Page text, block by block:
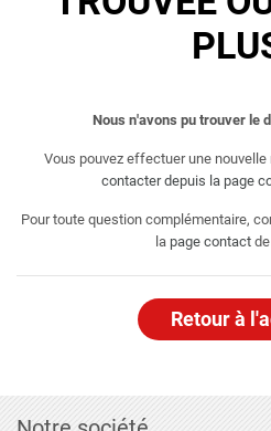
Nous n'avons pu trouver le
Vous pouvez effectuer une
contacter depuis la page
Pour toute question complémentaire,
la page contact
Retour à